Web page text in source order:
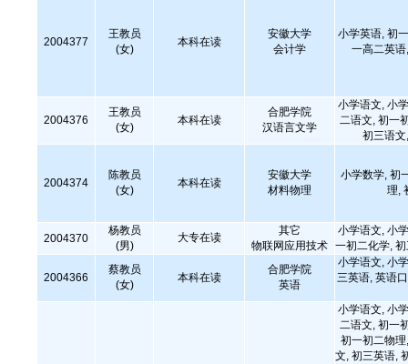
2004377
王教员
(女)
本科在读
安徽大学
会计学
小学英语, 初
一高二英
2004376
王教员
(女)
本科在读
合肥学院
汉语言文学
小学语文, 小
二语文, 初一
初三语
2004374
陈教员
(女)
本科在读
安徽大学
材料物理
小学数学, 初
理,
2004370
杨教员
(男)
大专在读
其它
物联网应用技术
小学语文, 小
一初二化学,
2004366
蔡教员
(女)
本科在读
合肥学院
英语
小学语文, 小
三英语, 英语
小学语文, 小
二语文, 初一
初一初二物
文, 初三英语,